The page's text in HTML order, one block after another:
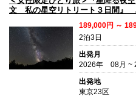
文 私の星空リトリート３日間』
189,000円 ～
2泊3日
出発月
2026年 08月 ~
出発地
東京23区